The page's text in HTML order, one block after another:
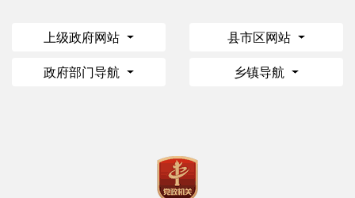
上级政府网站 县市区网站
政府部门导航 乡镇导航